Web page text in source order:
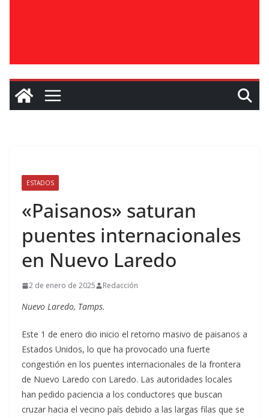
ESTADOS
«Paisanos» saturan
puentes internacionales
en Nuevo Laredo
2 de enero de 2025 Redacción
Nuevo Laredo, Tamps.
Este 1 de enero dio inicio el retorno masivo de paisanos a
Estados Unidos, lo que ha provocado una fuerte
congestión en los puentes internacionales de la frontera
de Nuevo Laredo con Laredo. Las autoridades locales
han pedido paciencia a los conductores que buscan
cruzar hacia el vecino país debido a las largas filas que se